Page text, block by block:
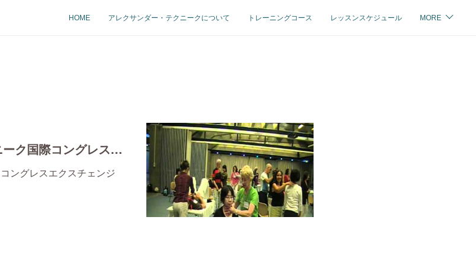
HOME アレクサンダー・テクニークについて トレーニングコース レッスンスケジュール MORE
第９回アレクサンダー・テクニーク国際コングレス動画
ングレスエクスチェンジ